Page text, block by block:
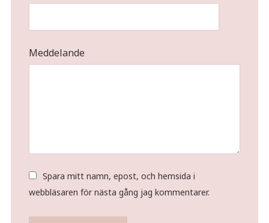
Meddelande
Spara mitt namn, epost, och hemsida i
webbläsaren för nästa gång jag kommentarer.